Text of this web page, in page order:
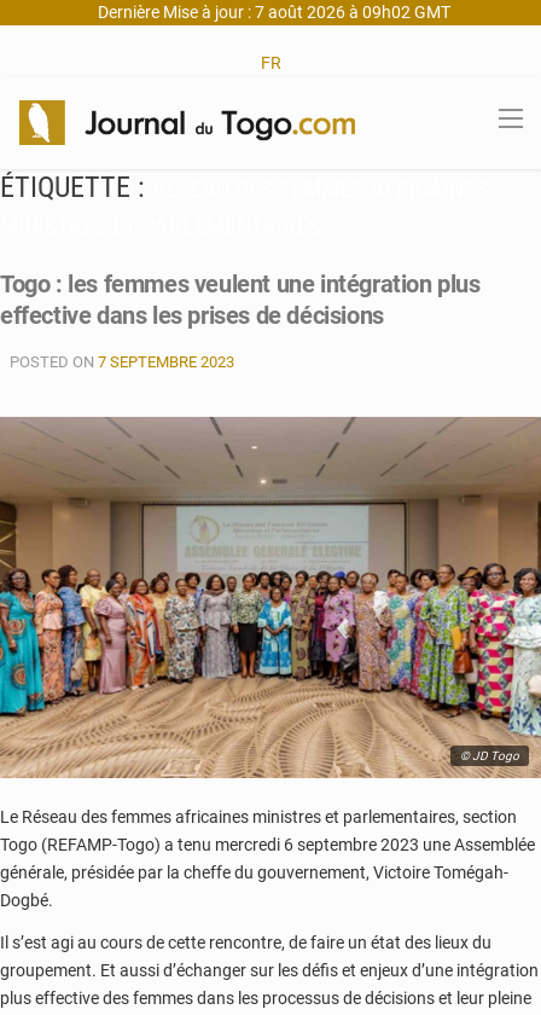
Dernière Mise à jour : 7 août 2026 à 09h02 GMT
FR
ÉTIQUETTE :
Togo : les femmes veulent une intégration plus
effective dans les prises de décisions
POSTED ON 7 SEPTEMBRE 2023
© JD Togo
Le Réseau des femmes africaines ministres et parlementaires, section
Togo (REFAMP-Togo) a tenu mercredi 6 septembre 2023 une Assemblée
générale, présidée par la cheffe du gouvernement, Victoire Tomégah-
Dogbé.
Il s’est agi au cours de cette rencontre, de faire un état des lieux du
groupement. Et aussi d’échanger sur les défis et enjeux d’une intégration
plus effective des femmes dans les processus de décisions et leur pleine